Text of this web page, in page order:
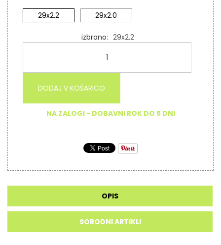
29x2.2 29x2.0
izbrano 29x2.2
DODAJ V KOŠARICO
NA ZALOGI - DOBAVNI ROK DO 5 DNI
OPIS
SORODNI ARTIKLI